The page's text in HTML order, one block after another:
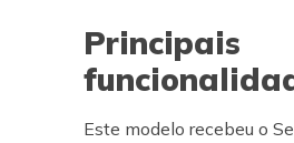
Principais
Este modelo recebeu o